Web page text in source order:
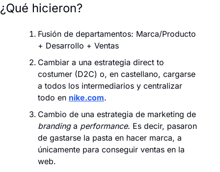
¿Qué hicieron?
Fusión de departamentos: Marca/Producto
+ Desarrollo + Ventas
Cambiar a una estrategia direct to
costumer (D2C) o, en castellano, cargarse
a todos los intermediarios y centralizar
todo en nike.com.
branding a performance. Es decir, pasaron
de gastarse la pasta en hacer marca, a
únicamente para conseguir ventas en la
web.